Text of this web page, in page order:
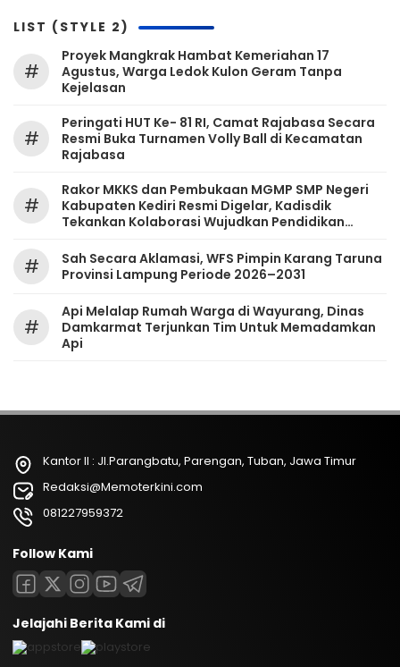
LIST (STYLE 2)
#
‎Proyek Mangkrak Hambat Kemeriahan 17
Agustus, Warga Ledok Kulon Geram Tanpa
Kejelasan
#
Peringati HUT Ke- 81 RI, Camat Rajabasa Secara
Resmi Buka Turnamen Volly Ball di Kecamatan
Rajabasa
#
Rakor MKKS dan Pembukaan MGMP SMP Negeri
Kabupaten Kediri Resmi Digelar, Kadisdik
Tekankan Kolaborasi Wujudkan Pendidikan
#
Sah Secara Aklamasi, WFS Pimpin Karang Taruna
Provinsi Lampung Periode 2026–2031
#
Api Melalap Rumah Warga di Wayurang, Dinas
Damkarmat Terjunkan Tim Untuk Memadamkan
Api
Kantor II : Jl.Parangbatu, Parengan, Tuban, Jawa Timur
Redaksi@Memoterkini.com
081227959372
Follow Kami
Jelajahi Berita Kami di